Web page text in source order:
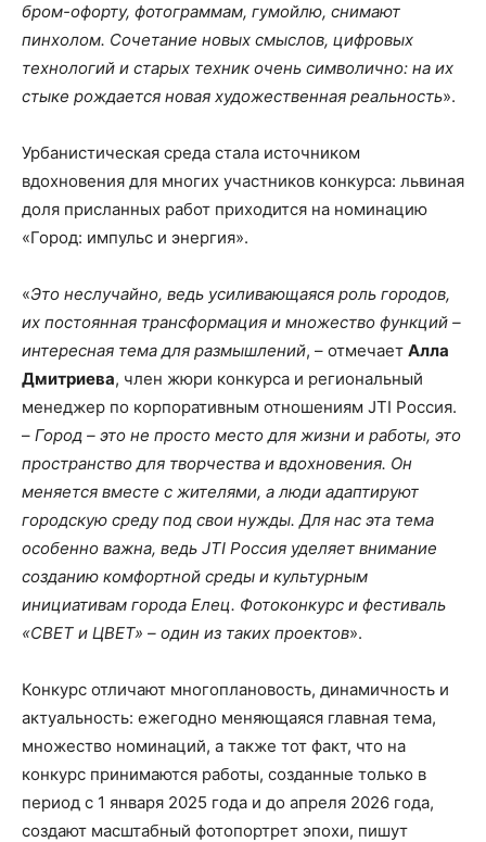
бром-офорту, фотограммам, гумойлю, снимают
пинхолом. Сочетание новых смыслов, цифровых
технологий и старых техник очень символично: на их
стыке рождается новая художественная реальность».
Урбанистическая среда стала источником
вдохновения для многих участников конкурса: львиная
доля присланных работ приходится на номинацию
«Город: импульс и энергия».
«Это неслучайно, ведь усиливающаяся роль городов,
их постоянная трансформация и множество функций –
интересная тема для размышлений, – отмечает Алла
Дмитриева, член жюри конкурса и региональный
менеджер по корпоративным отношениям JTI Россия.
– Город – это не просто место для жизни и работы, это
пространство для творчества и вдохновения. Он
меняется вместе с жителями, а люди адаптируют
городскую среду под свои нужды. Для нас эта тема
особенно важна, ведь JTI Россия уделяет внимание
созданию комфортной среды и культурным
инициативам города Елец. Фотоконкурс и фестиваль
«СВЕТ и ЦВЕТ» – один из таких проектов».
Конкурс отличают многоплановость, динамичность и
актуальность: ежегодно меняющаяся главная тема,
множество номинаций, а также тот факт, что на
конкурс принимаются работы, созданные только в
период с 1 января 2025 года и до апреля 2026 года,
создают масштабный фотопортрет эпохи, пишут